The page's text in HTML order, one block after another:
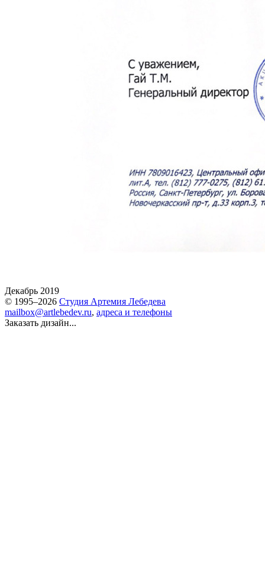
Декабрь 2019
© 1995–2026 Студия Артемия Лебедева
mailbox@artlebedev.ru, адреса и телефоны
Заказать дизайн...